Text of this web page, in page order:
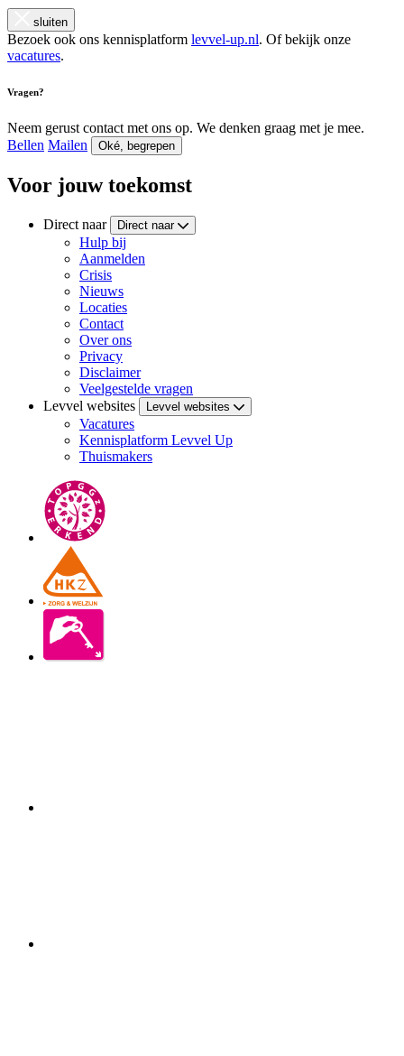
sluiten
Bezoek ook ons kennisplatform levvel-up.nl. Of bekijk onze
vacatures.
Vragen?
Neem gerust contact met ons op. We denken graag met je mee.
Bellen Mailen Oké, begrepen
Voor jouw toekomst
Direct naar Direct naar
Hulp bij
Aanmelden
Crisis
Nieuws
Locaties
Contact
Over ons
Privacy
Disclaimer
Veelgestelde vragen
Levvel websites
Levvel websites
Vacatures
Kennisplatform Levvel Up
Thuismakers